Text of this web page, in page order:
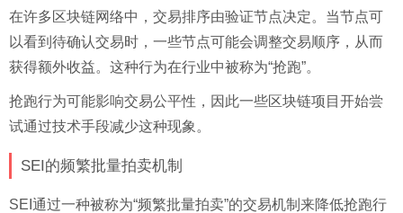
在许多区块链网络中，交易排序由验证节点决定。当节点可
以看到待确认交易时，一些节点可能会调整交易顺序，从而
获得额外收益。这种行为在行业中被称为“抢跑”。
抢跑行为可能影响交易公平性，因此一些区块链项目开始尝
试通过技术手段减少这种现象。
SEI的频繁批量拍卖机制
SEI通过一种被称为“频繁批量拍卖”的交易机制来降低抢跑行